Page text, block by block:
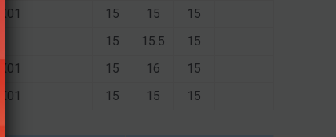
15 15
15
15 15.5
15
15 16
15
15 15 15